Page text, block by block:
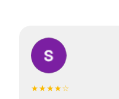
★★★★☆